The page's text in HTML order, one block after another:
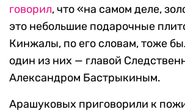
говорил, что «на самом деле,
это небольшие подарочные
Кинжалы, по его словам, тоже
один из них — главой
Александром Бастрыкиным.
Арашуковых приговорили к